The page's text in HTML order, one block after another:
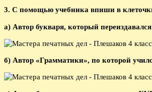
3. С помощью учебника впиши в
а) Автор букваря, который
б) Автор «Грамматики», по которой